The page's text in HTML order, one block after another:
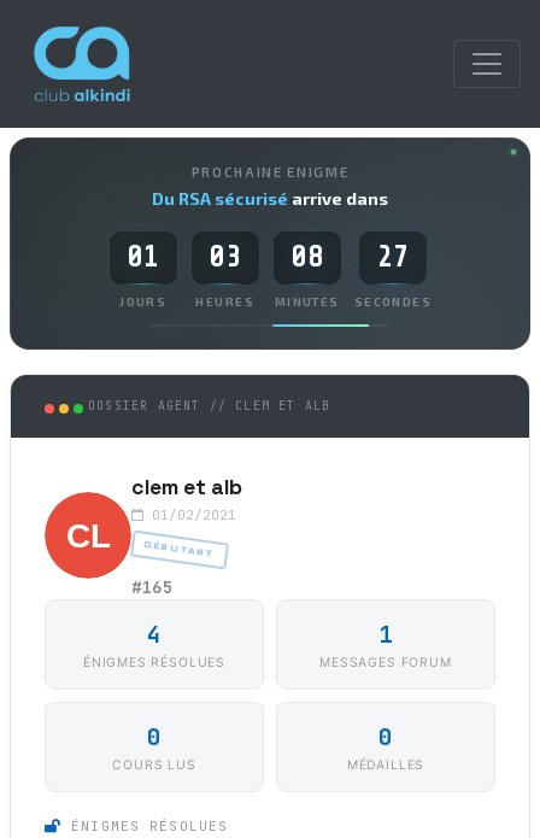
PROCHAINE ENIGME
Du RSA sécurisé arrive dans
01
JOURS
03
HEURES
: 08
MINUTES
27
SECONDES
DOSSIER AGENT // CLEM ET ALB
clem et alb
01/02/2021
DÉBUTANT
#165
4
ÉNIGMES RÉSOLUES
1
MESSAGES FORUM
0
COURS LUS
0
MÉDAILLES
ÉNIGMES RÉSOLUES